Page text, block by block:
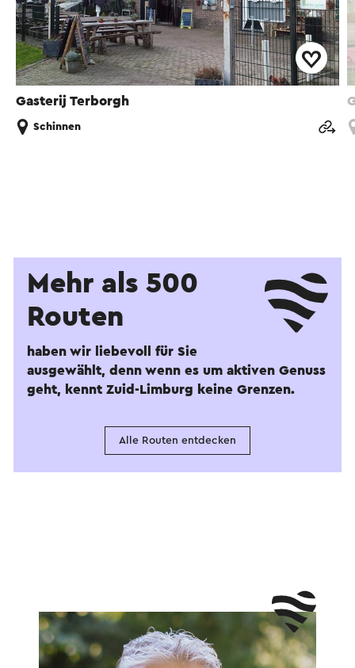
Gasterij Terborgh
Schinnen
Mehr als 500
Routen
haben wir liebevoll für Sie
ausgewählt, denn wenn es um aktiven Genuss
geht, kennt Zuid-Limburg keine Grenzen.
Alle Routen entdecken